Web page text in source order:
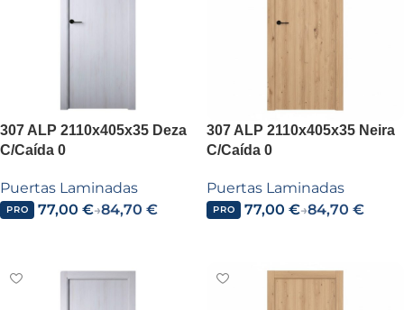
307 ALP 2110x405x35 Deza
C/Caída 0
Puertas Laminadas
PRO 77,00€→84,70€
307 ALP 2110x405x35 Neira
C/Caída 0
Puertas Laminadas
PRO 77,00€→84,70€